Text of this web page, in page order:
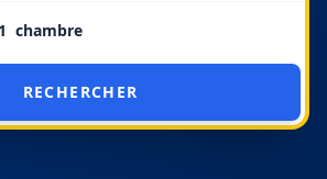
chambre
RECHERCHER